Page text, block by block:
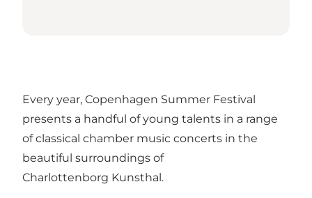
Every year, Copenhagen Summer Festival
presents a handful of young talents in a range
of classical chamber music concerts in the
beautiful surroundings of
Charlottenborg Kunsthal.